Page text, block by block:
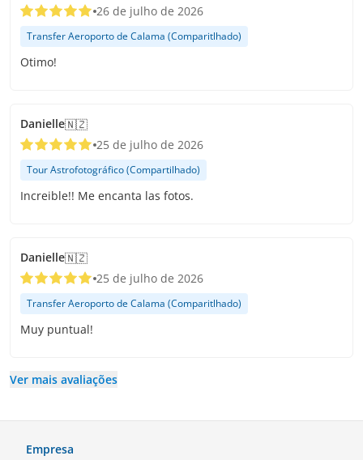
26 de julho de 2026
Transfer Aeroporto de Calama (Comparitlhado)
Otimo!
Danielle🇳🇿
25 de julho de 2026
Tour Astrofotográfico (Compartilhado)
Increible!! Me encanta las fotos.
Danielle🇳🇿
25 de julho de 2026
Transfer Aeroporto de Calama (Comparitlhado)
Muy puntual!
Ver mais avaliações
Empresa